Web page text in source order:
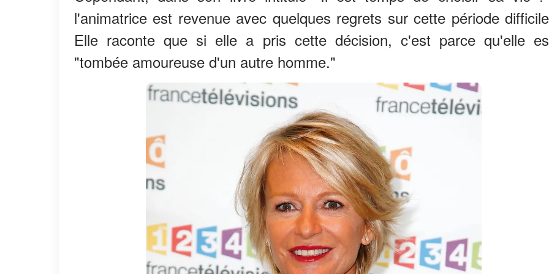
l'animatrice est revenue avec quelques regrets sur cette période
Elle raconte que si elle a pris cette décision, c'est parce qu'elle
"tombée amoureuse d'un autre homme."